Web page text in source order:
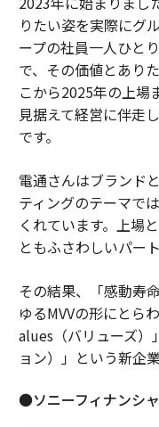
りたい姿を実際にグ
ープの社員一人ひと
で、その価値とあり
こから2025年の上場
見据えて経営に伴走
です。
電通さんはブランド
ティングのテーマで
くれています。上場
ともふさわしいパー
その結果、「感動寿
ゆるMVVの形にとら
alues（バリューズ
ョン）」という新企
●ソニーフィナンシ